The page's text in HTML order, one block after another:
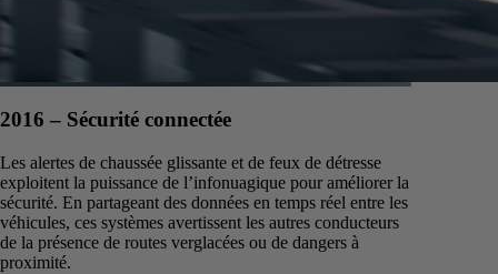
2016 – Sécurité connectée
Les alertes de chaussée glissante et de feux de détresse
exploitent la puissance de l’infonuagique pour améliorer la
sécurité. En partageant des données en temps réel entre les
véhicules, ces systèmes avertissent les autres conducteurs
de la présence de routes verglacées ou de dangers à
proximité.